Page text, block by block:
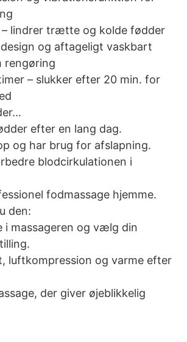
– lindrer trætte og kolde fødder
og aftageligt vaskbart
– slukker efter 20 min. for
efter en lang dag.
og har brug for afslapning.
blodcirkulationen i
fodmassage hjemme.
den:
i massageren og vælg din
luftkompression og varme efter
der giver øjeblikkelig